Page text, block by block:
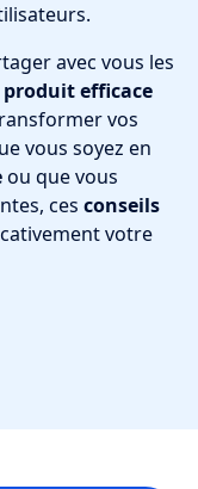
avec vous les
efficace
vos
vous soyez en
ou que vous
ces conseils
votre